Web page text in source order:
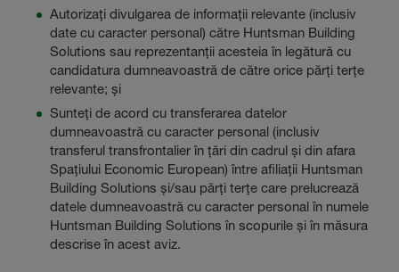
Autorizați divulgarea de informații relevante (inclusiv
date cu caracter personal) către Huntsman Building
Solutions sau reprezentanții acesteia în legătură cu
candidatura dumneavoastră de către orice părți terțe
relevante; și
Sunteți de acord cu transferarea datelor
dumneavoastră cu caracter personal (inclusiv
transferul transfrontalier în țări din cadrul și din afara
Spațiului Economic European) între afiliații Huntsman
Building Solutions și/sau părți terțe care prelucrează
datele dumneavoastră cu caracter personal în numele
Huntsman Building Solutions în scopurile și în măsura
descrise în acest aviz.